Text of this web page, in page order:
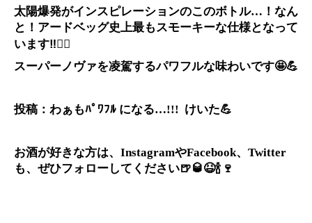
太陽爆発がインスピレーションのこのボトル… ！なん
と！アードベッグ史上最もスモーキーな仕様となって
います‼️😶‍🌫️
スーパーノヴァを凌駕するパワフルな味わいです🤩💪
投稿：わぁもﾊﾟﾜﾌﾙ になる…!!! けいた💪
お酒が好きな方は、 InstagramやFacebook、 Twitter
も、ぜひフォローしてください🍺🥃😆🍾🍷